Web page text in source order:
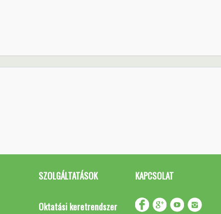
SZOLGÁLTATÁSOK
Oktatási keretrendszer
KAPCSOLAT